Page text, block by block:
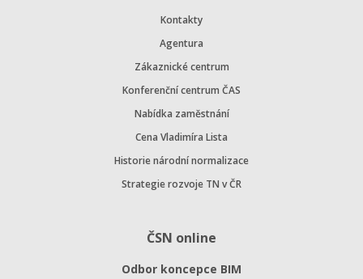
Kontakty
Agentura
Zákaznické centrum
Konferenční centrum ČAS
Nabídka zaměstnání
Cena Vladimíra Lista
Historie národní normalizace
Strategie rozvoje TN v ČR
ČSN online
Odbor koncepce BIM